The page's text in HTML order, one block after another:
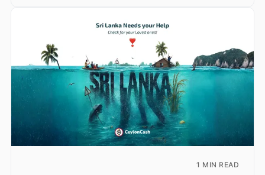
1 MIN READ